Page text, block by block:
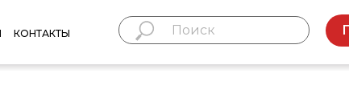
КОНТАКТЫ